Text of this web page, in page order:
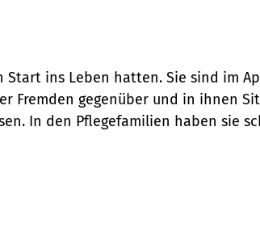
Start ins Leben hatten. Sie sind im
Fremden gegenüber und in ihnen
In den Pflegefamilien haben sie